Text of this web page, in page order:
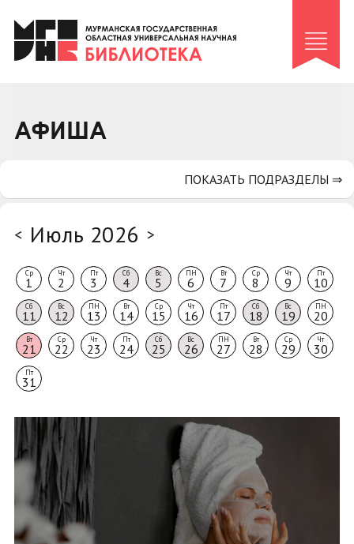
Клуб «Гиря и сельдерей»
Клуб «Семейный архив»
Коллегам
АФИША
< Июль 2026 >
Ср
1
Чт
2
Пт
3
Сб
4
Вс
5
ПН
6
Вт
7
Ср
8
Чт
9
Пт
10
Сб
11
Вс
12
ПН
13
Вт
14
Ср
15
Чт
16
Пт
17
Сб
18
Вс
19
ПН
20
Вт
21
Ср
22
Чт
23
Пт
24
Сб
25
Вс
26
ПН
27
Вт
28
Ср
29
Чт
30
Пт
31
ПОКАЗАТЬ ПОДРАЗДЕЛЫ ⇒